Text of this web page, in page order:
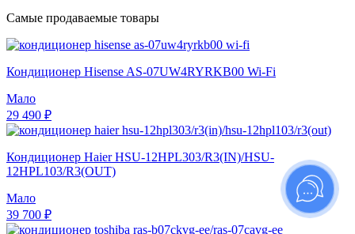
Самые продаваемые товары
Кондиционер Hisense AS-07UW4RYRKB00 Wi-Fi
Мало
29 490 ₽
Кондиционер Haier HSU-12HPL303/R3(IN)/HSU-
12HPL103/R3(OUT)
Мало
39 700 ₽